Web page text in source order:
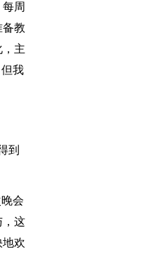
周
教
主
我
到
会
，这
欢